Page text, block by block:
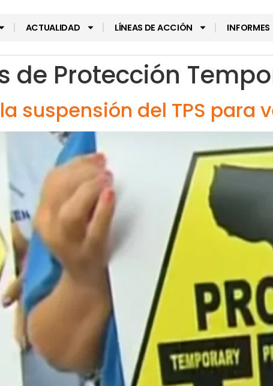
ACTUALIDAD LÍNEAS DE ACCIÓN INFORMES
de Protección
suspensión del TPS para